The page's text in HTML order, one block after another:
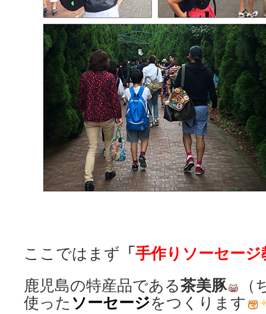
ここではまず 「手作りソーセージ
鹿児島の特産品である茶美豚
使った ソーセージをつくります